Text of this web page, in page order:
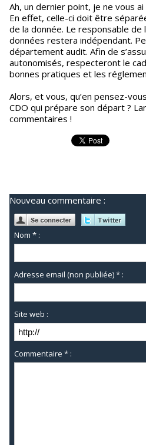
Ah, un dernier point, je ne vous
En effet, celle-ci doit être
de la donnée. Le responsable de
données restera indépendant.
département audit. Afin de
autonomisés, respecteront le
bonnes pratiques et les
Alors, et vous, qu’en pensez-
CDO qui prépare son départ ?
commentaires !
Nouveau commentaire :
Nom * :
Adresse email (non publiée) * :
Site web :
Commentaire * :